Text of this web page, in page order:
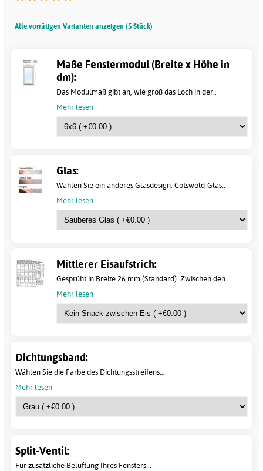
Alle vorrätigen Varianten anzeigen (5 Stück)
Maße Fenstermodul (Breite x Höhe in
dm):
Das Modulmaß gibt an, wie groß das Loch in der..
Mehr lesen
Glas:
Wählen Sie ein anderes Glasdesign. Cotswold-Glas..
Mehr lesen
Mittlerer Eisaufstrich:
Gesprüht in Breite 26 mm (Standard). Zwischen den..
Mehr lesen
Dichtungsband:
Wählen Sie die Farbe des Dichtungsstreifens...
Mehr lesen
Split-Ventil:
Für zusätzliche Belüftung Ihres Fensters...